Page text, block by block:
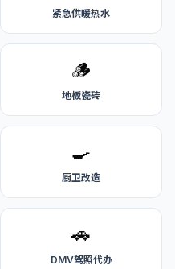
紧急供暖热水
🪵
地板瓷砖
🍳
厨卫改造
🚗
DMV驾照代办